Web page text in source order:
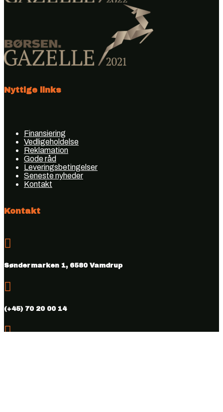
Nyttige links
Finansiering
Vedligeholdelse
Reklamation
Gode råd
Leveringsbetingelser
Seneste nyheder
Kontakt
Kontakt

Søndermarken 1, 6580 Vamdrup

(+45) 70 20 00 14
